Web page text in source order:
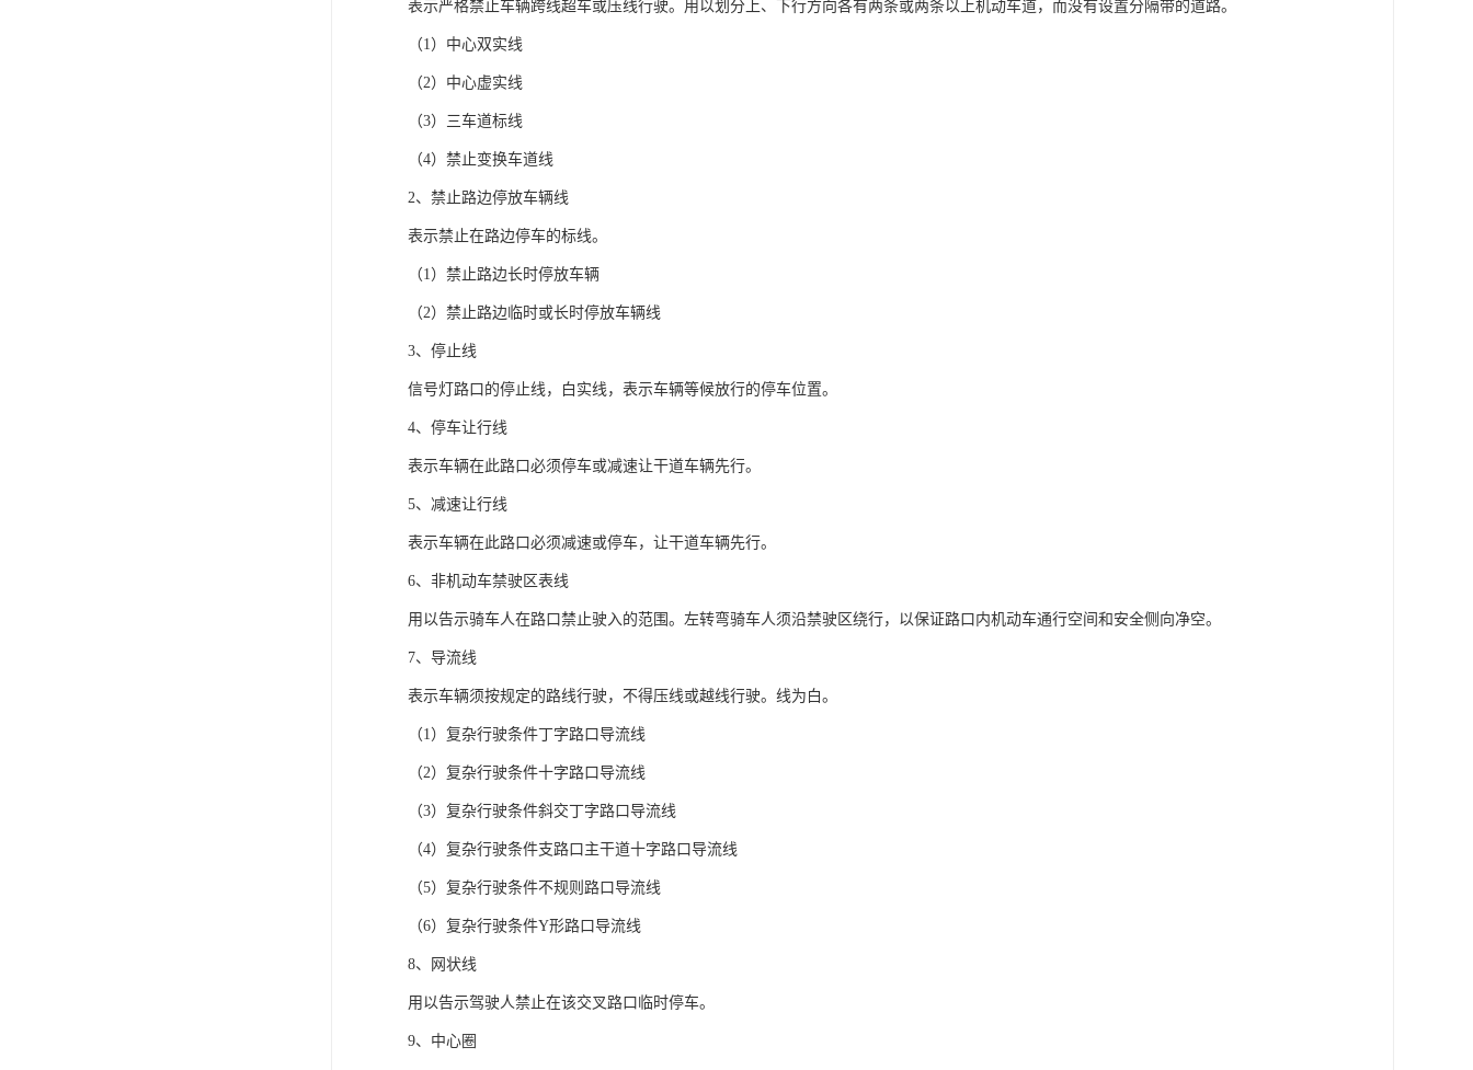
表示严格禁止车辆跨线超车或压线行驶。用以划分上、下行方向各有两条或两条以上机动车道，而没有设置分隔带的道路。
（1）中心双实线
（2）中心虚实线
（3）三车道标线
（4）禁止变换车道线
2、禁止路边停放车辆线
表示禁止在路边停车的标线。
（1）禁止路边长时停放车辆
（2）禁止路边临时或长时停放车辆线
3、停止线
信号灯路口的停止线，白实线，表示车辆等候放行的停车位置。
4、停车让行线
表示车辆在此路口必须停车或减速让干道车辆先行。
5、减速让行线
表示车辆在此路口必须减速或停车，让干道车辆先行。
6、非机动车禁驶区表线
用以告示骑车人在路口禁止驶入的范围。左转弯骑车人须沿禁驶区绕行，以保证路口内机动车通行空间和安全侧向净空。
7、导流线
表示车辆须按规定的路线行驶，不得压线或越线行驶。线为白。
（1）复杂行驶条件丁字路口导流线
（2）复杂行驶条件十字路口导流线
（3）复杂行驶条件斜交丁字路口导流线
（4）复杂行驶条件支路口主干道十字路口导流线
（5）复杂行驶条件不规则路口导流线
（6）复杂行驶条件Y形路口导流线
8、网状线
用以告示驾驶人禁止在该交叉路口临时停车。
9、中心圈